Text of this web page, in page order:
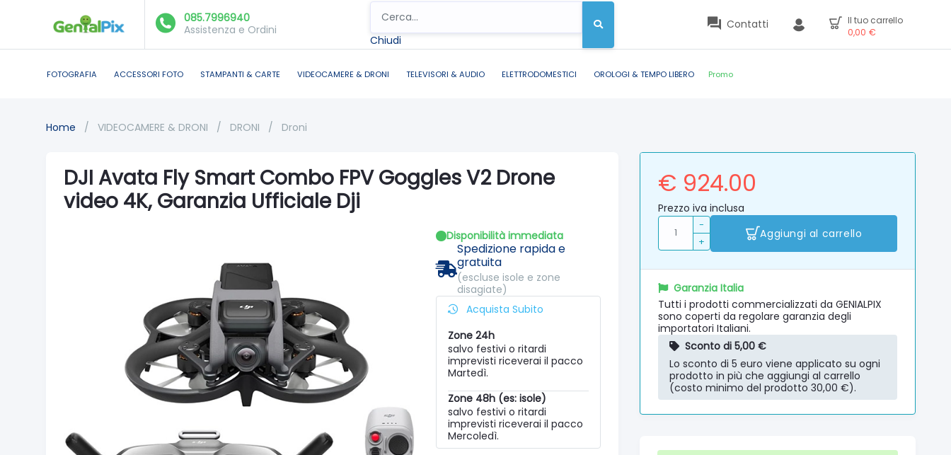
085.7996940
Assistenza e Ordini
Chiudi
Contatti
Il tuo carrello
0,00 €
FOTOGRAFIA ACCESSORI FOTO STAMPANTI & CARTE VIDEOCAMERE & DRONI TELEVISORI & AUDIO ELETTRODOMESTICI OROLOGI & TEMPO LIBERO Promo
Home / VIDEOCAMERE & DRONI / DRONI / Droni
DJI Avata Fly Smart Combo FPV Goggles V2 Drone
video 4K, Garanzia Ufficiale Dji
Disponibilità immediata
Spedizione rapida e
gratuita
(escluse isole e zone
disagiate)
Acquista Subito
Zone 24h
salvo festivi o ritardi
imprevisti riceverai il pacco
Martedì.
Zone 48h (es: isole)
salvo festivi o ritardi
imprevisti riceverai il pacco
Mercoledì.
€ 924.00
Prezzo iva inclusa
-
+
Aggiungi al carrello
Garanzia Italia
Tutti i prodotti commercializzati da GENIALPIX
sono coperti da regolare garanzia degli
importatori Italiani.
Sconto di 5,00 €
Lo sconto di 5 euro viene applicato su ogni
prodotto in più che aggiungi al carrello
(costo minimo del prodotto 30,00 €).